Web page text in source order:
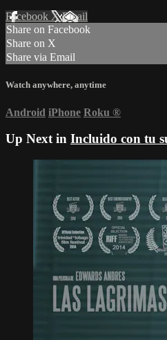
Facebook XEmail
Share on Facebook
Share on X
Share via Email
Watch anywhere, anytime
Android iPhone Roku ®
Up Next in Incluido con tu